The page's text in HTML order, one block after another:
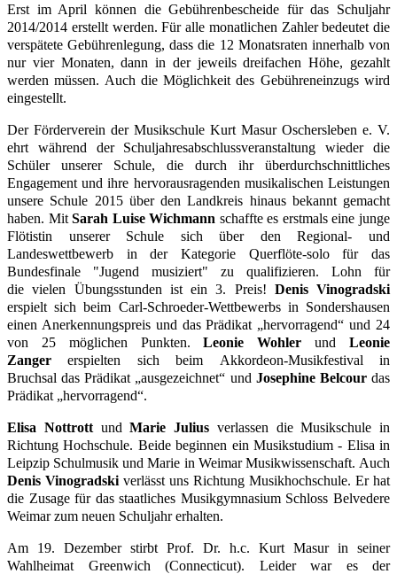
Erst im April können die Gebührenbescheide für das Schuljahr
2014/2014 erstellt werden. Für alle monatlichen Zahler bedeutet die
verspätete Gebührenlegung, dass die 12 Monatsraten innerhalb von
nur vier Monaten, dann in der jeweils dreifachen Höhe, gezahlt
werden müssen. Auch die Möglichkeit des Gebühreneinzugs wird
eingestellt.
Der Förderverein der Musikschule Kurt Masur Oschersleben e. V.
ehrt während der Schuljahresabschlussveranstaltung wieder die
Schüler unserer Schule, die durch ihr überdurchschnittliches
Engagement und ihre hervorausragenden musikalischen Leistungen
unsere Schule 2015 über den Landkreis hinaus bekannt gemacht
haben. MitSarah Luise Wichmann schaffte es erstmals eine junge
Flötistin unserer Schule sich über den Regional- und
Landeswettbewerb in der Kategorie Querflöte-solo für das
Bundesfinale "Jugend musiziert" zu qualifizieren. Lohn für
die vielen Übungsstunden ist ein3. Preis! Denis Vinogradski
erspielt sich beim Carl-Schroeder-Wettbewerbs in Sondershausen
einen Anerkennungspreis und das Prädikat „hervorragend“ und 24
von 25 möglichen Punkten.Leonie Wohler undLeonie
Zanger erspielten sich beim Akkordeon-Musikfestival in
Bruchsal das Prädikat „ausgezeichnet“ und Josephine Belcourdas
Prädikat „hervorragend“.
Elisa NottrottundMarie Julius verlassen die Musikschule in
Richtung Hochschule. Beide beginnen ein Musikstudium - Elisa in
Leipzip Schulmusik und Marie in Weimar Musikwissenschaft. Auch
Denis Vinogradski verlässt uns Richtung Musikhochschule. Er hat
die Zusage für das staatliches Musikgymnasium Schloss Belvedere
Weimar zum neuen Schuljahr erhalten.
Am 19. Dezember stirbt Prof. Dr. h.c. Kurt Masur in seiner
Wahlheimat Greenwich (Connecticut). Leider war es der